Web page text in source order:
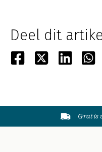
Deel dit
Gratis